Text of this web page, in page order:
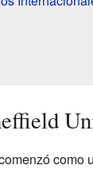
como